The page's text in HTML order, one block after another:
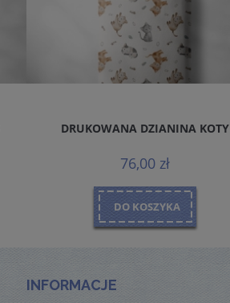
DRUKOWANA DZIANINA KOTY
76,00 zł
DO KOSZYKA
INFORMACJE